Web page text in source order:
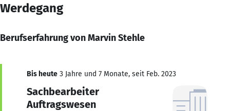
Werdegang
Berufserfahrung von Marvin Stehle
Bis heute 3 Jahre und 7 Monate, seit Feb. 2023
Sachbearbeiter
Auftragswesen